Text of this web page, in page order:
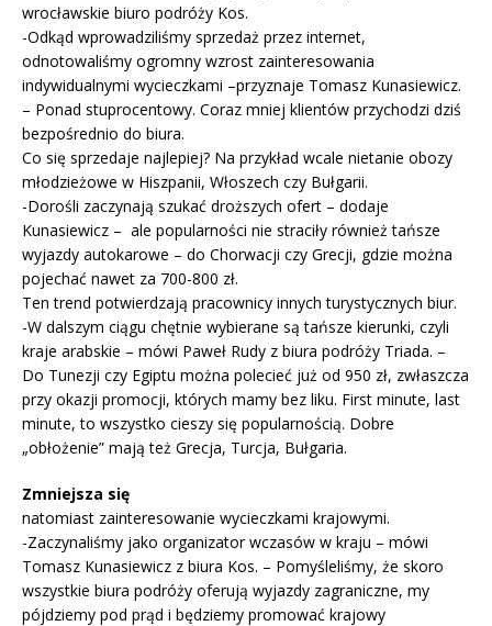
wrocławskie biuro podróży Kos.
-Odkąd wprowadziliśmy sprzedaż przez internet,
odnotowaliśmy ogromny wzrost zainteresowania
indywidualnymi wycieczkami –przyznaje Tomasz Kunasiewicz.
– Ponad stuprocentowy. Coraz mniej klientów przychodzi dziś
bezpośrednio do biura.
Co się sprzedaje najlepiej? Na przykład wcale nietanie obozy
młodzieżowe w Hiszpanii, Włoszech czy Bułgarii.
-Dorośli zaczynają szukać droższych ofert – dodaje
Kunasiewicz – ale popularności nie straciły również tańsze
wyjazdy autokarowe – do Chorwacji czy Grecji, gdzie można
pojechać nawet za 700-800 zł.
Ten trend potwierdzają pracownicy innych turystycznych biur.
-W dalszym ciągu chętnie wybierane są tańsze kierunki, czyli
kraje arabskie – mówi Paweł Rudy z biura podróży Triada. –
Do Tunezji czy Egiptu można polecieć już od 950 zł, zwłaszcza
przy okazji promocji, których mamy bez liku. First minute, last
minute, to wszystko cieszy się popularnością. Dobre
„obłożenie” mają też Grecja, Turcja, Bułgaria.
Zmniejsza się
natomiast zainteresowanie wycieczkami krajowymi.
-Zaczynaliśmy jako organizator wczasów w kraju – mówi
Tomasz Kunasiewicz z biura Kos. – Pomyśleliśmy, że skoro
wszystkie biura podróży oferują wyjazdy zagraniczne, my
pójdziemy pod prąd i będziemy promować krajowy